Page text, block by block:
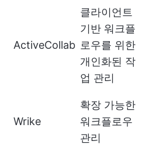
ActiveCollab
클라이언트
기반 워크플
로우를 위한
개인화된 작
업 관리
Wrike
확장 가능한
워크플로우
관리